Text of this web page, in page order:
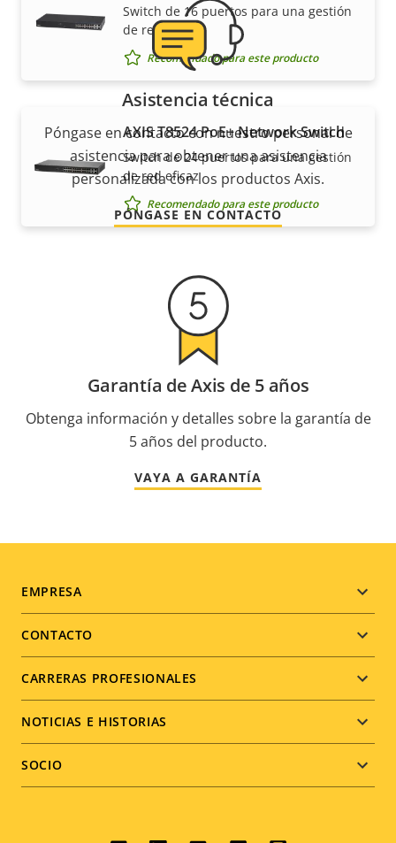
Switch de 16 puertos para una gestión
de red eficaz
Recomendado para este producto
AXIS T8524 PoE+ Network Switch
Switch de 24 puertos para una gestión
de red eficaz
Recomendado para este producto
Asistencia técnica
Póngase en contacto con nuestro personal de
asistencia para obtener una asistencia
personalizada con los productos Axis.
PÓNGASE EN CONTACTO
Garantía de Axis de 5 años
Obtenga información y detalles sobre la garantía de
5 años del producto.
VAYA A GARANTÍA
Footer
menu
EMPRESA
CONTACTO
CARRERAS PROFESIONALES
NOTICIAS E HISTORIAS
SOCIO